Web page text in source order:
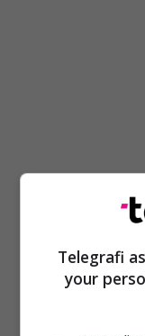
Telegrafi
your